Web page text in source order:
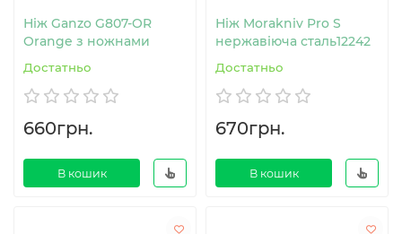
Ніж Ganzo G807-OR
Orange з ножнами
Достатньо
660грн.
В кошик
Ніж Morakniv Pro S
нержавіюча сталь12242
Достатньо
670грн.
В кошик